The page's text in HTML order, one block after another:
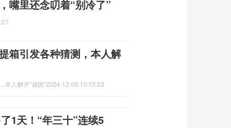
嘴里还念叨着“别冷了”
箱引发各种猜测，本人解
本人解开“谜团”2024-12-05 10:15:23
1天！“年三十”连续5